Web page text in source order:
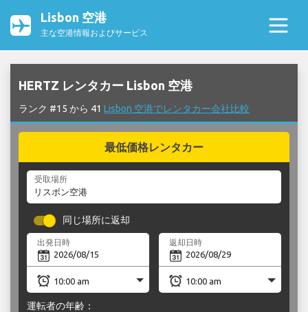
Lisbon 空港
主な空港情報およびサービス
HERTZ レンタカー Lisbon 空港
ランク #15 から 41 Lisbon 空港でレンタカー会社比較
最低価格レンタカー
受取場所
同じ場所に返却
出発日時 返却日時
運転者の年齢：